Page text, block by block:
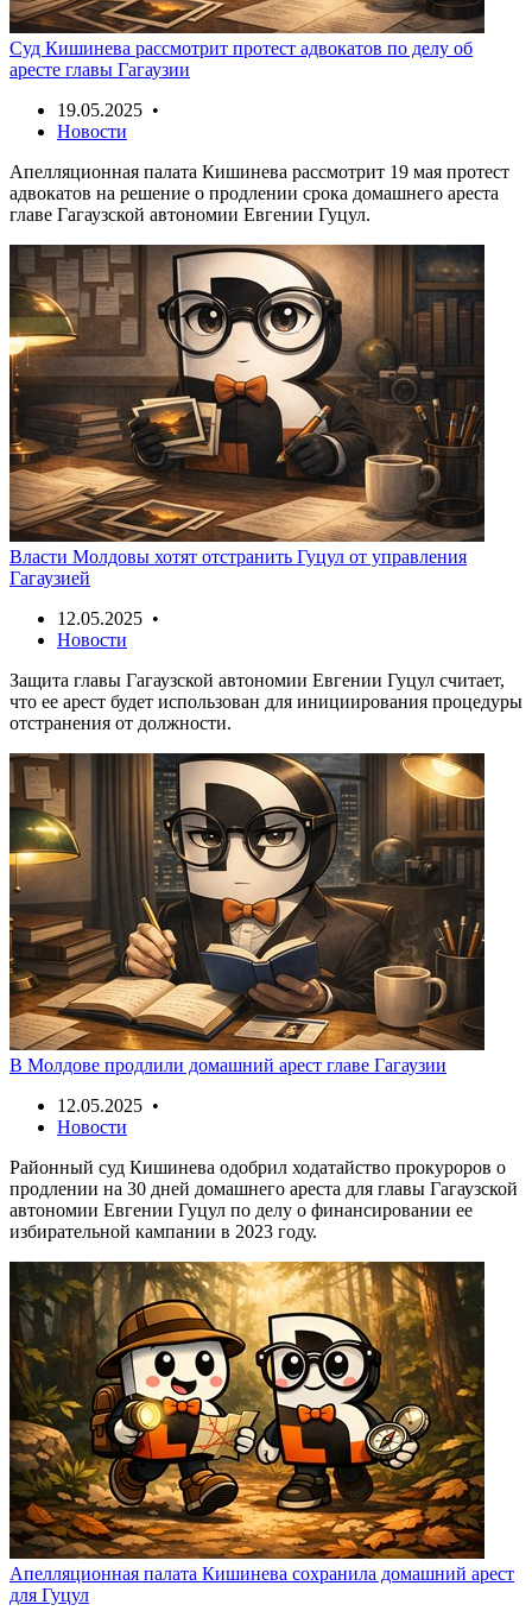
Суд Кишинева рассмотрит протест адвокатов по делу об
аресте главы Гагаузии
19.05.2025 •
Новости
Апелляционная палата Кишинева рассмотрит 19 мая протест
адвокатов на решение о продлении срока домашнего ареста
главе Гагаузской автономии Евгении Гуцул.
Власти Молдовы хотят отстранить Гуцул от управления
Гагаузией
12.05.2025 •
Новости
Защита главы Гагаузской автономии Евгении Гуцул считает,
что ее арест будет использован для инициирования процедуры
отстранения от должности.
В Молдове продлили домашний арест главе Гагаузии
12.05.2025 •
Новости
Районный суд Кишинева одобрил ходатайство прокуроров о
продлении на 30 дней домашнего ареста для главы Гагаузской
автономии Евгении Гуцул по делу о финансировании ее
избирательной кампании в 2023 году.
Апелляционная палата Кишинева сохранила домашний арест
для Гуцул